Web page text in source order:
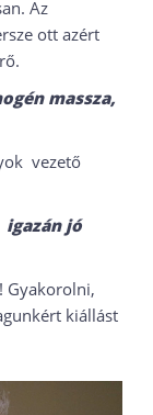
Az
ott azért
massza,
vezető
jó
Gyakorolni,
kiállást